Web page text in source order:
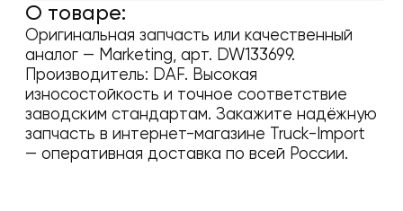
О товаре:
Оригинальная запчасть или качественный
аналог — Marketing, арт. DW133699.
Производитель: DAF. Высокая
износостойкость и точное соответствие
заводским стандартам. Закажите надёжную
запчасть в интернет-магазине Truck-Import
— оперативная доставка по всей России.